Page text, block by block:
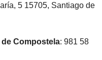
5 15705, Santiago de
Compostela: 981 58